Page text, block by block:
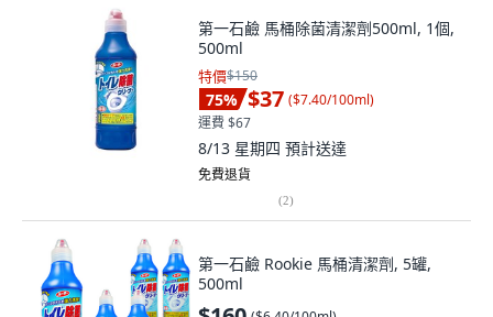
第一石鹼 馬桶除菌清潔劑500ml, 1個,
500ml
特價$150
75% $37 ($7.40/100ml)
運費 $67
8/13 星期四 預計送達
免費退貨
(2)
第一石鹼 Rookie 馬桶清潔劑, 5罐,
500ml